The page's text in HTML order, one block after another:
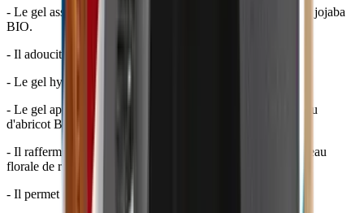
- Le gel assouplit, lisse et régénère la peau grâce à l'huile de jojaba
BIO.
- Il adoucit la peau du visage grâce au beurre de karité BIO.
- Le gel hydratant purifie la peau grâce au cyprès.
- Le gel apporte un effet bonne mine grâce à l'huile de noyau
d'abricot BIO.
- Il raffermit, rafraîchit et tonifie la peau du visage grâce à l'eau
florale de romarin BIO.
- Il permet de cicatriser la peau grâce au calendula.